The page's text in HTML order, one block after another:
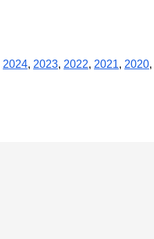
2024, 2023, 2022, 2021, 2020,